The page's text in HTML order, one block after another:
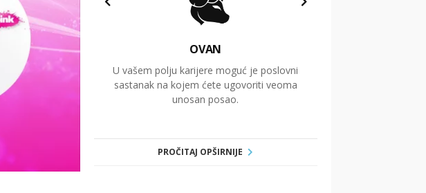
OVAN
U vašem polju karijere moguć je poslovni
sastanak na kojem ćete ugovoriti veoma
unosan posao.
PROČITAJ OPŠIRNIJE